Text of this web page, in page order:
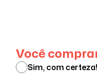
Você
Sim, com